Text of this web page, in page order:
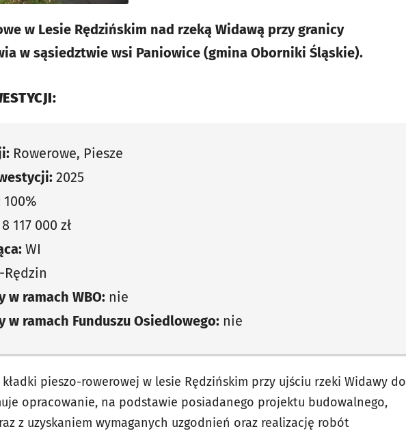
w Lesie Rędzińskim nad rzeką Widawą przy granicy
w sąsiedztwie wsi Paniowice (gmina Oborniki Śląskie).
Rowerowe, Piesze
2025
100%
8 117 000 zł
WI
ramach WBO: nie
ramach Funduszu Osiedlowego: nie
pieszo-rowerowej w lesie Rędzińskim przy ujściu rzeki Widawy do
opracowanie, na podstawie posiadanego projektu budowalnego,
z uzyskaniem wymaganych uzgodnień oraz realizację robót